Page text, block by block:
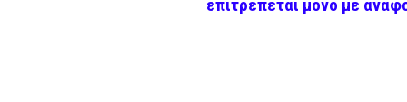
επιτρέπεται μόνο με